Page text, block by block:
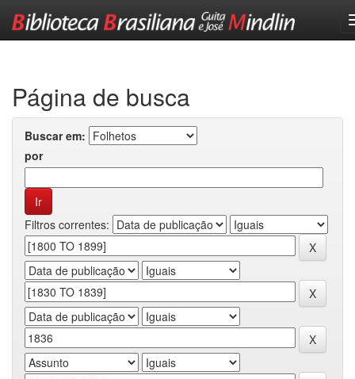
Página de busca
Buscar em:
por
Filtros correntes: